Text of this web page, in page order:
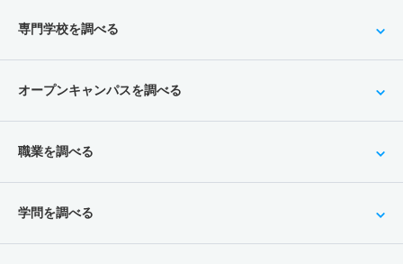
専門学校を調べる
オープンキャンパスを調べる
職業を調べる
学問を調べる